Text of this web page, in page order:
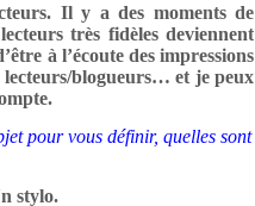
Il y a des moments de
très fidèles deviennent
à l’écoute des impressions
lecteurs/blogueurs… et je peux
pour vous définir, quelles sont
stylo.